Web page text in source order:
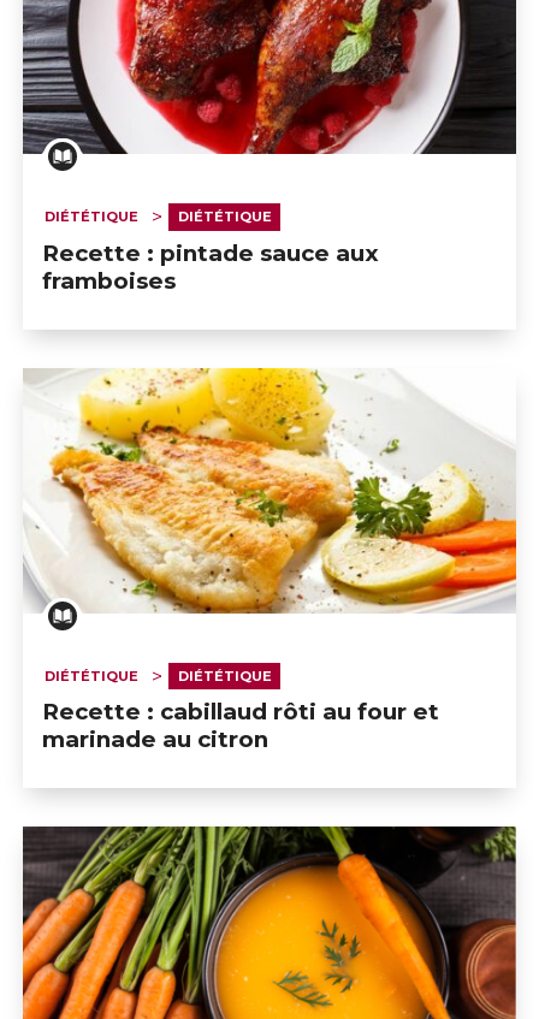
DIÉTÉTIQUE DIÉTÉTIQUE
Recette : pintade sauce aux
framboises
DIÉTÉTIQUE DIÉTÉTIQUE
Recette : cabillaud rôti au four et
marinade au citron